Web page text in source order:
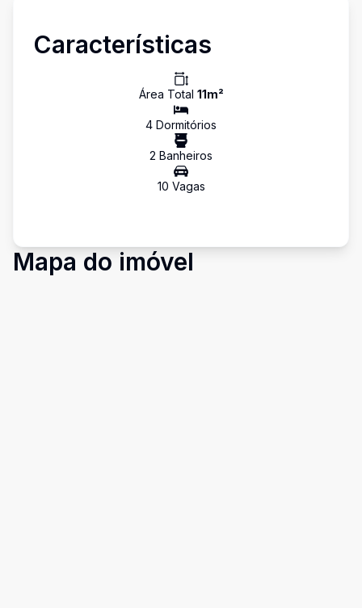
Características
Área Total 11m²
4 Dormitórios
2 Banheiros
10 Vagas
Mapa do imóvel